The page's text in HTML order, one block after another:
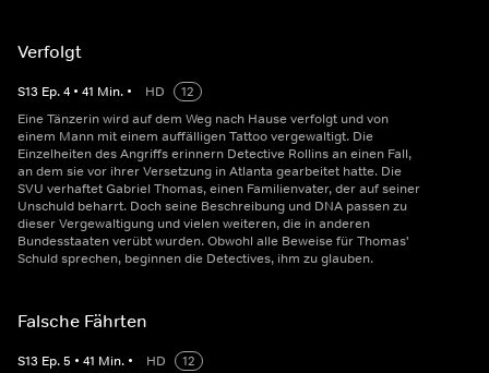
Verfolgt
S13 Ep.4 • 41 Min. • HD
12
Eine Tänzerin wird auf dem Weg nach Hause verfolgt und von
einem Mann mit einem auffälligen Tattoo vergewaltigt. Die
Einzelheiten des Angriffs erinnern Detective Rollins an einen Fall,
an dem sie vor ihrer Versetzung in Atlanta gearbeitet hatte. Die
SVU verhaftet Gabriel Thomas, einen Familienvater, der auf seiner
Unschuld beharrt. Doch seine Beschreibung und DNA passen zu
dieser Vergewaltigung und vielen weiteren, die in anderen
Bundesstaaten verübt wurden. Obwohl alle Beweise für Thomas'
Schuld sprechen, beginnen die Detectives, ihm zu glauben.
Falsche Fährten
S13 Ep.5 • 41 Min. • HD 12